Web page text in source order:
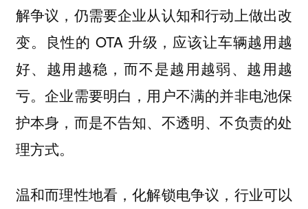
解争议，仍需要企业从认知和行动上做出改
变。良性的 OTA 升级，应该让车辆越用越
好、越用越稳，而不是越用越弱、越用越
亏。企业需要明白，用户不满的并非电池保
护本身，而是不告知、不透明、不负责的处
理方式。
温和而理性地看，化解锁电争议，行业可以